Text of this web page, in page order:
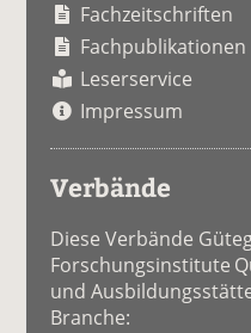
Fachzeitschriften
Fachpublikationen
Leserservice
Impressum
Verbände
Diese Verbände
Forschungsinstitute
und
Branche: